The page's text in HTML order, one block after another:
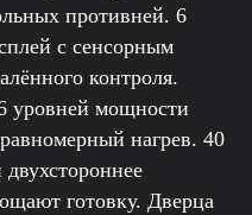
противней. 6
с сенсорным
контроля.
уровней мощности
нагрев. 40
готовку. Дверца